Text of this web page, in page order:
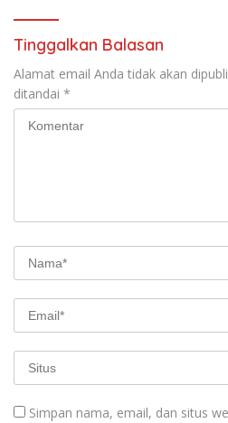
Tinggalkan Balasan
Alamat email Anda tidak akan
ditandai *
Simpan nama, email, dan situs